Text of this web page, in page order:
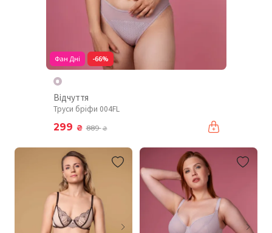
Фан Дні -66%
Відчуття
Труси бріфи 004FL
299 ₴ 889₴